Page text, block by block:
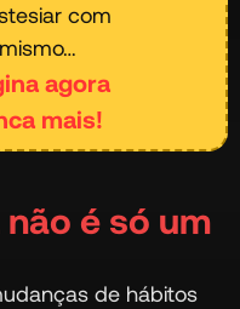
com
agora
mais!
é só um
de hábitos